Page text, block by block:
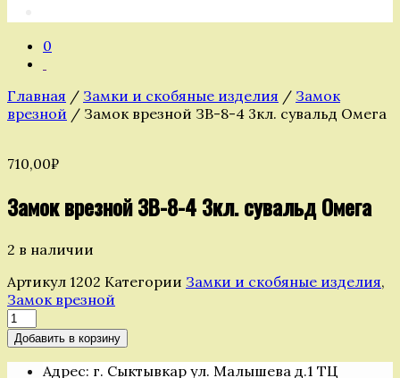
0
Главная / Замки и скобяные изделия / Замок
врезной / Замок врезной ЗВ-8-4 3кл. сувальд Омега
710,00₽
Замок врезной ЗВ-8-4 3кл. сувальд Омега
2 в наличии
Артикул 1202 Категории Замки и скобяные изделия,
Замок врезной
Количество
товара
Замок
врезной
Добавить в корзину
Адрес: г. Сыктывкар ул. Малышева д.1 ТЦ